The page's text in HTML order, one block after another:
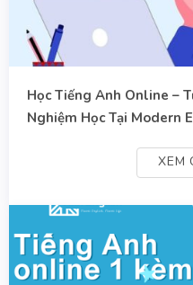
Học Tiếng Anh Online –
Nghiệm Học Tại Modern
XEM